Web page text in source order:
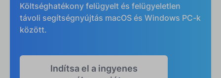
Költséghatékony felügyelt és felügyeletlen
távoli segítségnyújtás macOS és Windows PC-k
között.
Indítsa el a ingyenes